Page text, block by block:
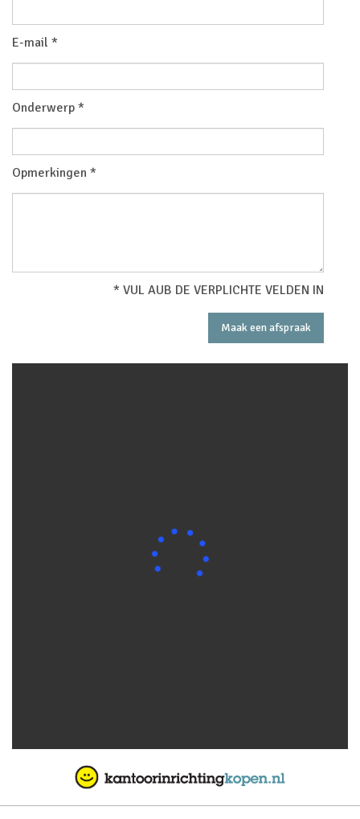
E-mail *
Onderwerp *
Opmerkingen *
* VUL AUB DE VERPLICHTE VELDEN IN
Maak een afspraak